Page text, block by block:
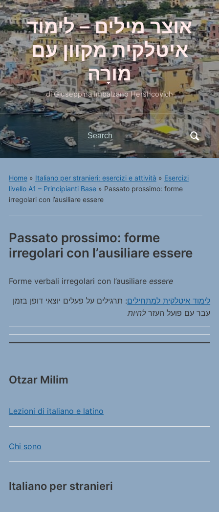
אוצר מילים – לימוד
איטלקית מקוון עם
מורָה
di Giuseppina Imbalzano Hershcovich
Search
for:
Home» Italiano per stranieri: esercizi e attività » Esercizi
livello A1 – Principianti Base» Passato prossimo: forme
irregolari con l’ausiliare essere
Otzar Milim
Lezioni di italiano e latino
Chi sono
Italiano per stranieri
Passato prossimo: forme
irregolari con l’ausiliare essere
Forme verbali irregolari con l’ausiliare essere
לימוד איטלקית למתחילים: תרגילים על פעלים יוצאי דופן בזמן
עבר עם פועל העזרלהיות